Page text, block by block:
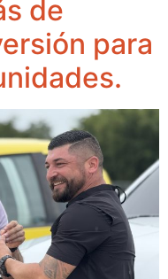
de
para